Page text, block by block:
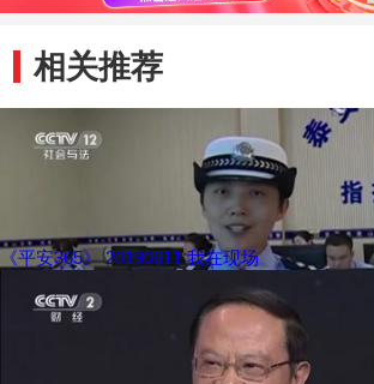
相关推荐
《平安365》 20190611 我在现场